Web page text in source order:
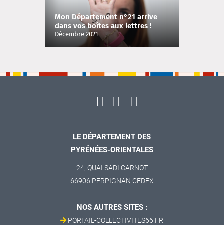
Mon Département n°21 arrive
dans vos boîtes aux lettres !
Décembre 2021
LE DÉPARTEMENT DES
PYRÉNÉES-ORIENTALES
24, QUAI SADI CARNOT
66906 PERPIGNAN CEDEX
NOS AUTRES SITES :
PORTAIL-COLLECTIVITES66.FR